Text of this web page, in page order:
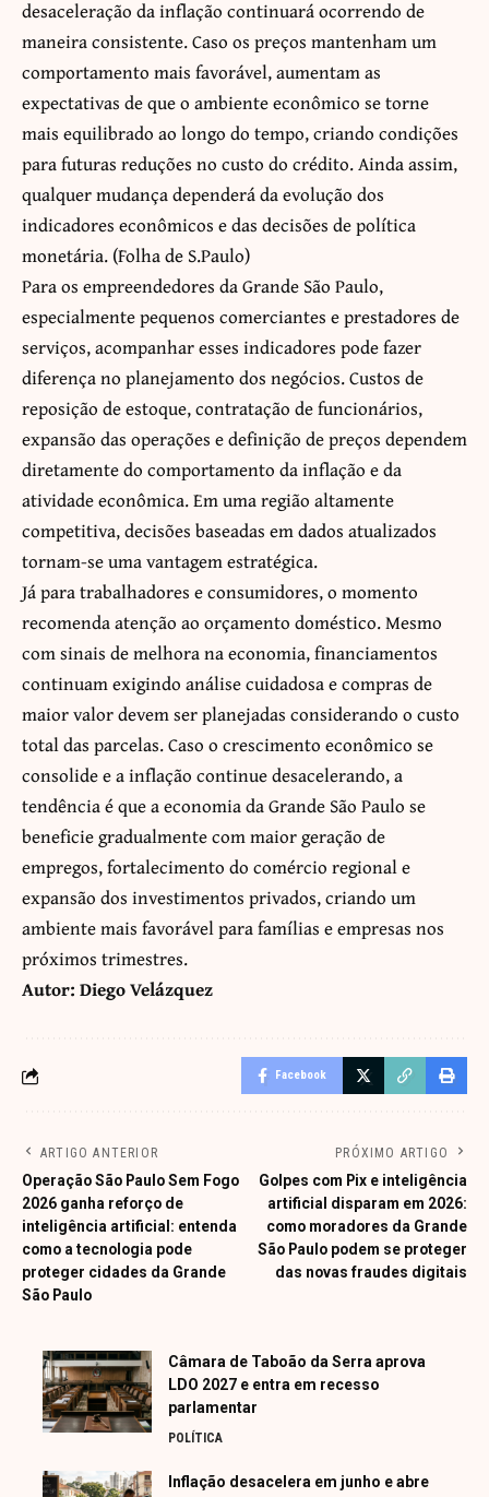
desaceleração da inflação continuará ocorrendo de
maneira consistente. Caso os preços mantenham um
comportamento mais favorável, aumentam as
expectativas de que o ambiente econômico se torne
mais equilibrado ao longo do tempo, criando condições
para futuras reduções no custo do crédito. Ainda assim,
qualquer mudança dependerá da evolução dos
indicadores econômicos e das decisões de política
monetária. (Folha de S.Paulo)
Para os empreendedores da Grande São Paulo,
especialmente pequenos comerciantes e prestadores de
serviços, acompanhar esses indicadores pode fazer
diferença no planejamento dos negócios. Custos de
reposição de estoque, contratação de funcionários,
expansão das operações e definição de preços dependem
diretamente do comportamento da inflação e da
atividade econômica. Em uma região altamente
competitiva, decisões baseadas em dados atualizados
tornam-se uma vantagem estratégica.
Já para trabalhadores e consumidores, o momento
recomenda atenção ao orçamento doméstico. Mesmo
com sinais de melhora na economia, financiamentos
continuam exigindo análise cuidadosa e compras de
maior valor devem ser planejadas considerando o custo
total das parcelas. Caso o crescimento econômico se
consolide e a inflação continue desacelerando, a
tendência é que a economia da Grande São Paulo se
beneficie gradualmente com maior geração de
empregos, fortalecimento do comércio regional e
expansão dos investimentos privados, criando um
ambiente mais favorável para famílias e empresas nos
próximos trimestres.
Autor: Diego Velázquez
Facebook
ARTIGO ANTERIOR
Operação São Paulo Sem Fogo
2026 ganha reforço de
inteligência artificial: entenda
como a tecnologia pode
proteger cidades da Grande
São Paulo
PRÓXIMO ARTIGO
Golpes com Pix e inteligência
artificial disparam em 2026:
como moradores da Grande
São Paulo podem se proteger
das novas fraudes digitais
Câmara de Taboão da Serra aprova
LDO 2027 e entra em recesso
parlamentar
POLÍTICA
Inflação desacelera em junho e abre